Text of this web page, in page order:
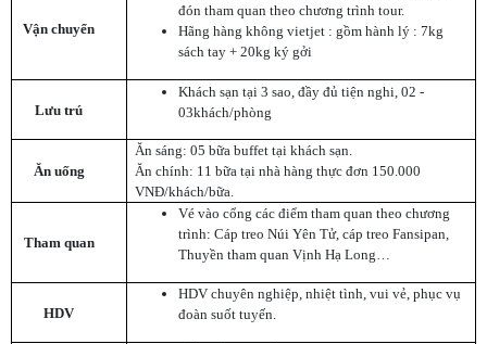
Vận chuyển
đón tham quan theo chương trình tour.
Hãng hàng không vietjet : gồm hành lý : 7kg
sách tay + 20kg ký gởi
Lưu trú
Khách sạn tại 3 sao, đầy đủ tiện nghi, 02 -
03khách/phòng
Ăn uống
Ăn sáng: 05 bữa buffet tại khách sạn.
Ăn chính: 11 bữa tại nhà hàng thực đơn 150.000
VNĐ/khách/bữa.
Tham quan
Vé vào cổng các điểm tham quan theo chương
trình: Cáp treo Núi Yên Tử, cáp treo Fansipan,
Thuyền tham quan Vịnh Hạ Long…
HDV
HDV chuyên nghiệp, nhiệt tình, vui vẻ, phục vụ
đoàn suốt tuyến.